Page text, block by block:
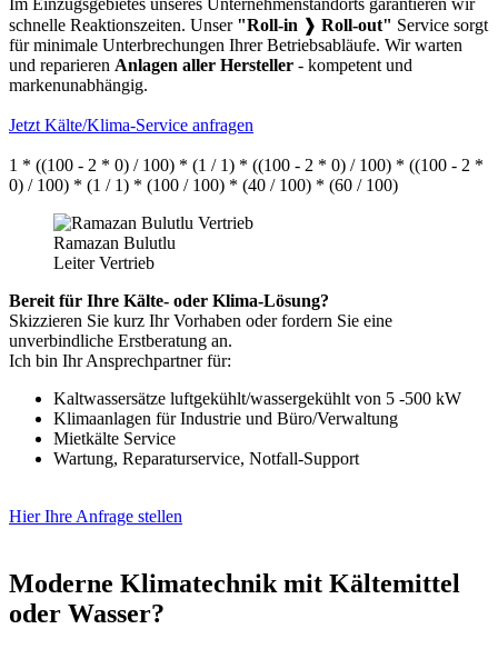
Im Einzugsgebietes unseres Unternehmenstandorts garantieren wir
schnelle Reaktionszeiten. Unser "Roll-in ❱ Roll-out" Service sorgt
für minimale Unterbrechungen Ihrer Betriebsabläufe. Wir warten
und reparieren Anlagen aller Hersteller - kompetent und
markenunabhängig.
Jetzt Kälte/Klima-Service anfragen
1 * ((100 - 2 * 0) / 100) * (1 / 1) * ((100 - 2 * 0) / 100) * ((100 - 2 *
0) / 100) * (1 / 1) * (100 / 100) * (40 / 100) * (60 / 100)
Ramazan Bulutlu
Leiter Vertrieb
Bereit für Ihre Kälte- oder Klima-Lösung?
Skizzieren Sie kurz Ihr Vorhaben oder fordern Sie eine
unverbindliche Erstberatung an.
Ich bin Ihr Ansprechpartner für:
Kaltwassersätze luftgekühlt/wassergekühlt von 5 -500 kW
Klimaanlagen für Industrie und Büro/Verwaltung
Mietkälte Service
Wartung, Reparaturservice, Notfall-Support
Hier Ihre Anfrage stellen
Moderne Klimatechnik mit Kältemittel
oder Wasser?